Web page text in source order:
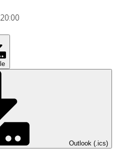
20:00
Outlook (.ics)